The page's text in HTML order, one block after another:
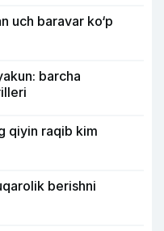
uch baravar ko‘p
barcha
qiyin raqib kim
berishni